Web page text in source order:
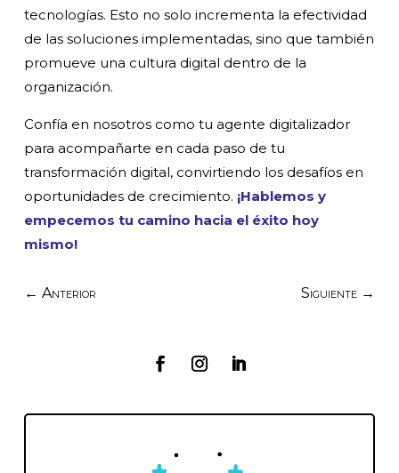
tecnologías. Esto no solo incrementa la efectividad
de las soluciones implementadas, sino que también
promueve una cultura digital dentro de la
organización.
Confía en nosotros como tu agente digitalizador
para acompañarte en cada paso de tu
transformación digital, convirtiendo los desafíos en
oportunidades de crecimiento. ¡Hablemos y
empecemos tu camino hacia el éxito hoy
mismo!
←Anterior Siguiente→